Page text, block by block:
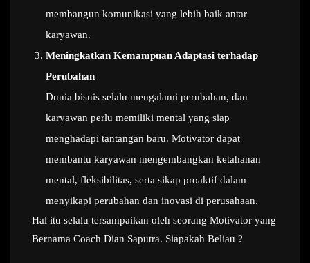
membangun komunikasi yang lebih baik antar
karyawan.
Meningkatkan Kemampuan Adaptasi terhadap
Perubahan
Dunia bisnis selalu mengalami perubahan, dan
karyawan perlu memiliki mental yang siap
menghadapi tantangan baru. Motivator dapat
membantu karyawan mengembangkan ketahanan
mental, fleksibilitas, serta sikap proaktif dalam
menyikapi perubahan dan inovasi di perusahaan.
Hal itu selalu tersampaikan oleh seorang Motivator yang
Bernama Coach Dian Saputra. Siapakah Beliau ?